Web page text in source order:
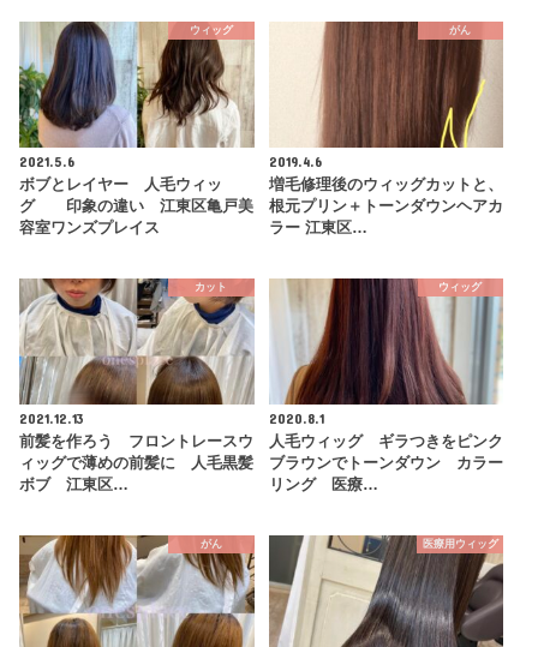
ウィッグ
2021.5.6
ボブとレイヤー 人毛ウィッ
グ 印象の違い 江東区亀戸美
容室ワンズプレイス
がん
2019.4.6
増毛修理後のウィッグカットと、
根元プリン＋トーンダウンヘアカ
ラー 江東区…
カット
2021.12.13
前髪を作ろう フロントレースウ
ィッグで薄めの前髪に 人毛黒髪
ボブ 江東区…
ウィッグ
2020.8.1
人毛ウィッグ ギラつきをピンク
ブラウンでトーンダウン カラー
リング 医療…
がん 医療用ウィッグ